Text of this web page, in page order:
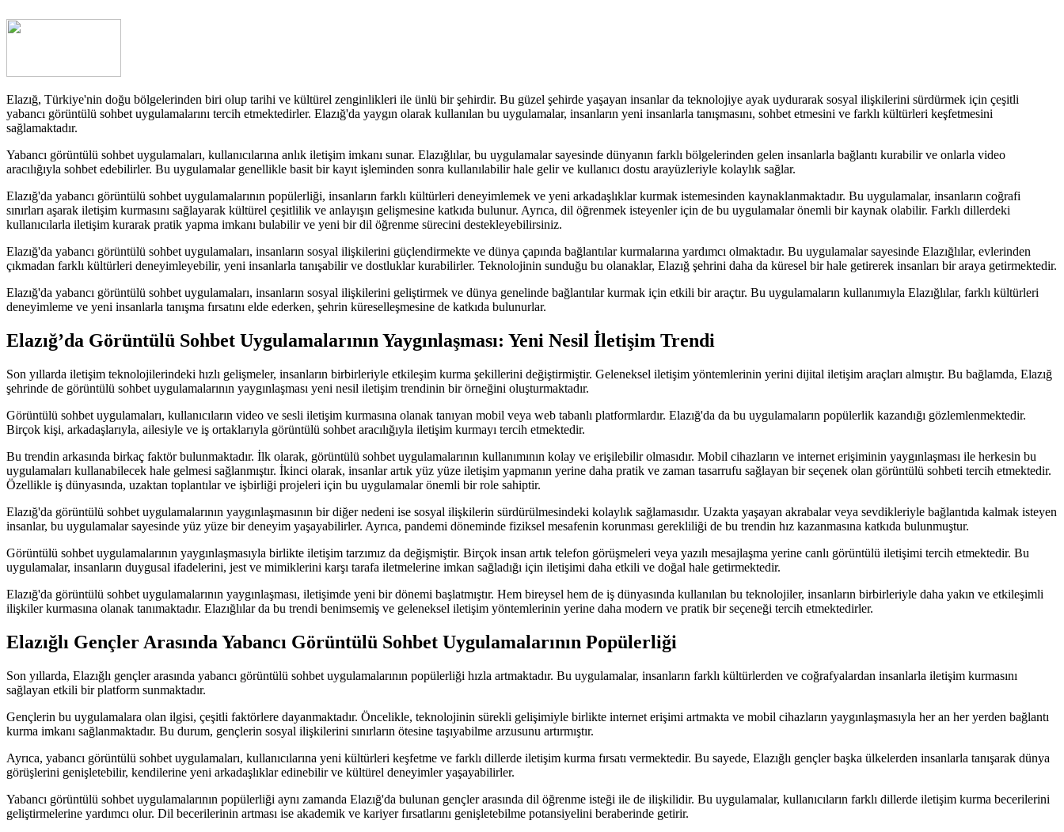
Elazığ, Türkiye'nin doğu bölgelerinden biri olup tarihi ve kültürel zenginlikleri ile ünlü bir şehirdir. Bu güzel şehirde yaşayan insanlar da teknolojiye ayak uydurarak sosyal ilişkilerini sürdürmek için çeşitli
yabancı görüntülü sohbet uygulamalarını tercih etmektedirler. Elazığ'da yaygın olarak kullanılan bu uygulamalar, insanların yeni insanlarla tanışmasını, sohbet etmesini ve farklı kültürleri keşfetmesini
sağlamaktadır.
Yabancı görüntülü sohbet uygulamaları, kullanıcılarına anlık iletişim imkanı sunar. Elazığlılar, bu uygulamalar sayesinde dünyanın farklı bölgelerinden gelen insanlarla bağlantı kurabilir ve onlarla video
aracılığıyla sohbet edebilirler. Bu uygulamalar genellikle basit bir kayıt işleminden sonra kullanılabilir hale gelir ve kullanıcı dostu arayüzleriyle kolaylık sağlar.
Elazığ'da yabancı görüntülü sohbet uygulamalarının popülerliği, insanların farklı kültürleri deneyimlemek ve yeni arkadaşlıklar kurmak istemesinden kaynaklanmaktadır. Bu uygulamalar, insanların coğrafi
sınırları aşarak iletişim kurmasını sağlayarak kültürel çeşitlilik ve anlayışın gelişmesine katkıda bulunur. Ayrıca, dil öğrenmek isteyenler için de bu uygulamalar önemli bir kaynak olabilir. Farklı dillerdeki
kullanıcılarla iletişim kurarak pratik yapma imkanı bulabilir ve yeni bir dil öğrenme sürecini destekleyebilirsiniz.
Elazığ'da yabancı görüntülü sohbet uygulamaları, insanların sosyal ilişkilerini güçlendirmekte ve dünya çapında bağlantılar kurmalarına yardımcı olmaktadır. Bu uygulamalar sayesinde Elazığlılar, evlerinden
çıkmadan farklı kültürleri deneyimleyebilir, yeni insanlarla tanışabilir ve dostluklar kurabilirler. Teknolojinin sunduğu bu olanaklar, Elazığ şehrini daha da küresel bir hale getirerek insanları bir araya getirmektedir.
Elazığ'da yabancı görüntülü sohbet uygulamaları, insanların sosyal ilişkilerini geliştirmek ve dünya genelinde bağlantılar kurmak için etkili bir araçtır. Bu uygulamaların kullanımıyla Elazığlılar, farklı kültürleri
deneyimleme ve yeni insanlarla tanışma fırsatını elde ederken, şehrin küreselleşmesine de katkıda bulunurlar.
Elazığ’da Görüntülü Sohbet Uygulamalarının Yaygınlaşması: Yeni Nesil İletişim Trendi
Son yıllarda iletişim teknolojilerindeki hızlı gelişmeler, insanların birbirleriyle etkileşim kurma şekillerini değiştirmiştir. Geleneksel iletişim yöntemlerinin yerini dijital iletişim araçları almıştır. Bu bağlamda, Elazığ
şehrinde de görüntülü sohbet uygulamalarının yaygınlaşması yeni nesil iletişim trendinin bir örneğini oluşturmaktadır.
Görüntülü sohbet uygulamaları, kullanıcıların video ve sesli iletişim kurmasına olanak tanıyan mobil veya web tabanlı platformlardır. Elazığ'da da bu uygulamaların popülerlik kazandığı gözlemlenmektedir.
Birçok kişi, arkadaşlarıyla, ailesiyle ve iş ortaklarıyla görüntülü sohbet aracılığıyla iletişim kurmayı tercih etmektedir.
Bu trendin arkasında birkaç faktör bulunmaktadır. İlk olarak, görüntülü sohbet uygulamalarının kullanımının kolay ve erişilebilir olmasıdır. Mobil cihazların ve internet erişiminin yaygınlaşması ile herkesin bu
uygulamaları kullanabilecek hale gelmesi sağlanmıştır. İkinci olarak, insanlar artık yüz yüze iletişim yapmanın yerine daha pratik ve zaman tasarrufu sağlayan bir seçenek olan görüntülü sohbeti tercih etmektedir.
Özellikle iş dünyasında, uzaktan toplantılar ve işbirliği projeleri için bu uygulamalar önemli bir role sahiptir.
Elazığ'da görüntülü sohbet uygulamalarının yaygınlaşmasının bir diğer nedeni ise sosyal ilişkilerin sürdürülmesindeki kolaylık sağlamasıdır. Uzakta yaşayan akrabalar veya sevdikleriyle bağlantıda kalmak isteyen
insanlar, bu uygulamalar sayesinde yüz yüze bir deneyim yaşayabilirler. Ayrıca, pandemi döneminde fiziksel mesafenin korunması gerekliliği de bu trendin hız kazanmasına katkıda bulunmuştur.
Görüntülü sohbet uygulamalarının yaygınlaşmasıyla birlikte iletişim tarzımız da değişmiştir. Birçok insan artık telefon görüşmeleri veya yazılı mesajlaşma yerine canlı görüntülü iletişimi tercih etmektedir. Bu
uygulamalar, insanların duygusal ifadelerini, jest ve mimiklerini karşı tarafa iletmelerine imkan sağladığı için iletişimi daha etkili ve doğal hale getirmektedir.
Elazığ'da görüntülü sohbet uygulamalarının yaygınlaşması, iletişimde yeni bir dönemi başlatmıştır. Hem bireysel hem de iş dünyasında kullanılan bu teknolojiler, insanların birbirleriyle daha yakın ve etkileşimli
ilişkiler kurmasına olanak tanımaktadır. Elazığlılar da bu trendi benimsemiş ve geleneksel iletişim yöntemlerinin yerine daha modern ve pratik bir seçeneği tercih etmektedirler.
Elazığlı Gençler Arasında Yabancı Görüntülü Sohbet Uygulamalarının Popülerliği
Son yıllarda, Elazığlı gençler arasında yabancı görüntülü sohbet uygulamalarının popülerliği hızla artmaktadır. Bu uygulamalar, insanların farklı kültürlerden ve coğrafyalardan insanlarla iletişim kurmasını
sağlayan etkili bir platform sunmaktadır.
Gençlerin bu uygulamalara olan ilgisi, çeşitli faktörlere dayanmaktadır. Öncelikle, teknolojinin sürekli gelişimiyle birlikte internet erişimi artmakta ve mobil cihazların yaygınlaşmasıyla her an her yerden bağlantı
kurma imkanı sağlanmaktadır. Bu durum, gençlerin sosyal ilişkilerini sınırların ötesine taşıyabilme arzusunu artırmıştır.
Ayrıca, yabancı görüntülü sohbet uygulamaları, kullanıcılarına yeni kültürleri keşfetme ve farklı dillerde iletişim kurma fırsatı vermektedir. Bu sayede, Elazığlı gençler başka ülkelerden insanlarla tanışarak dünya
görüşlerini genişletebilir, kendilerine yeni arkadaşlıklar edinebilir ve kültürel deneyimler yaşayabilirler.
Yabancı görüntülü sohbet uygulamalarının popülerliği aynı zamanda Elazığ'da bulunan gençler arasında dil öğrenme isteği ile de ilişkilidir. Bu uygulamalar, kullanıcıların farklı dillerde iletişim kurma becerilerini
geliştirmelerine yardımcı olur. Dil becerilerinin artması ise akademik ve kariyer fırsatlarını genişletebilme potansiyelini beraberinde getirir.